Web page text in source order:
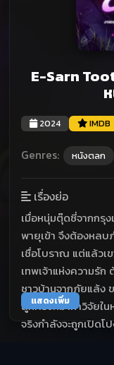
E-Sarn
2024 IMDB
Genres: หนังตลก
เรื่องย่อ
เมื่อหนุ่มตุ๊ดซี่จากกรุ
พายุเข้า จึงต้องหล
เชื่อโบราณ แต่แล้วเ
เทพเจ้าแห่งความรั
ชาวบ้านจากภัยแล้ง
ลูกครึ่งที่มาทำวิจัยใ
จริงกำลังจะถูกเปิดโ
แสดงเพิ่ม